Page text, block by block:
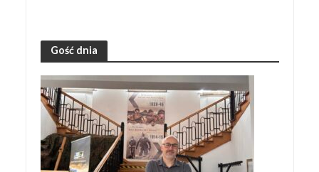
Gość dnia